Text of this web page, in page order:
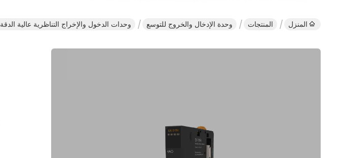
المنزل المنتجات وحدة الإدخال والخروج للتوسع وحدات الدخول والإخراج التناظرية عالية الدقة 4 قناة 16 بت التيار التناظري EX-5154